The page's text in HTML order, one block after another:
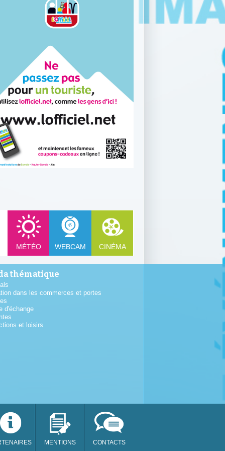
MÉTÉO WEBCAM CINÉMA
thématique
dans les commerces et portes
d'échange
et loisirs
MENTIONS CONTACTS